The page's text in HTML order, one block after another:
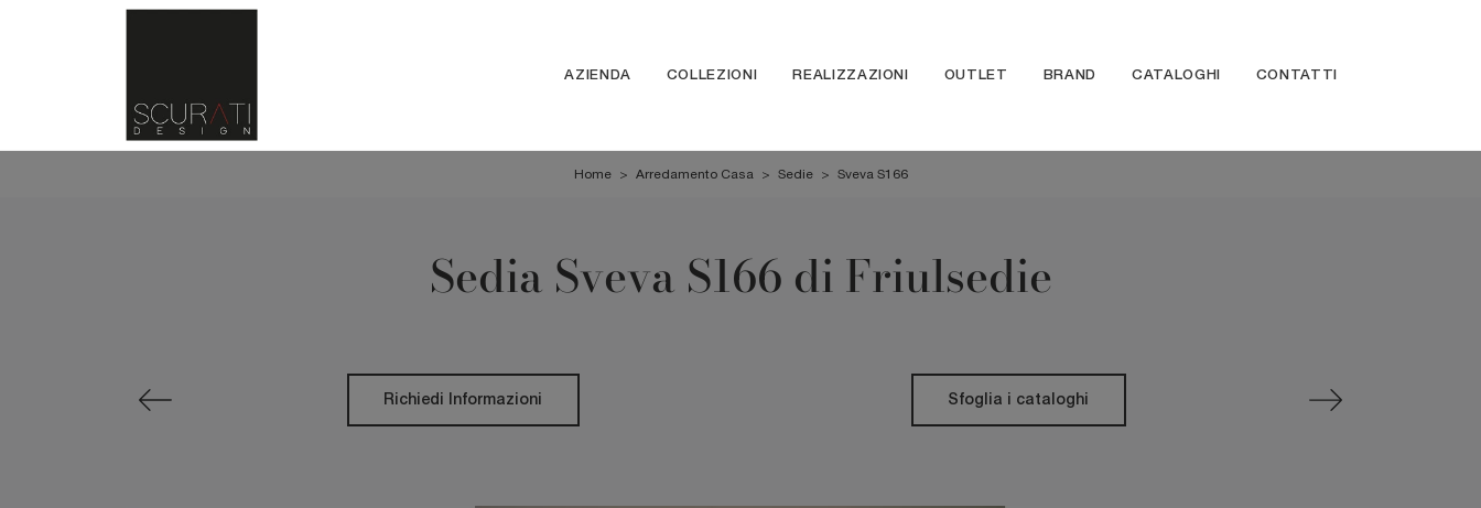
AZIENDA COLLEZIONI REALIZZAZIONI OUTLET BRAND CATALOGHI CONTATTI
Home > Arredamento Casa > Sedie > Sveva S166
Sedia Sveva S166 di Friulsedie
Richiedi Informazioni Sfoglia i cataloghi